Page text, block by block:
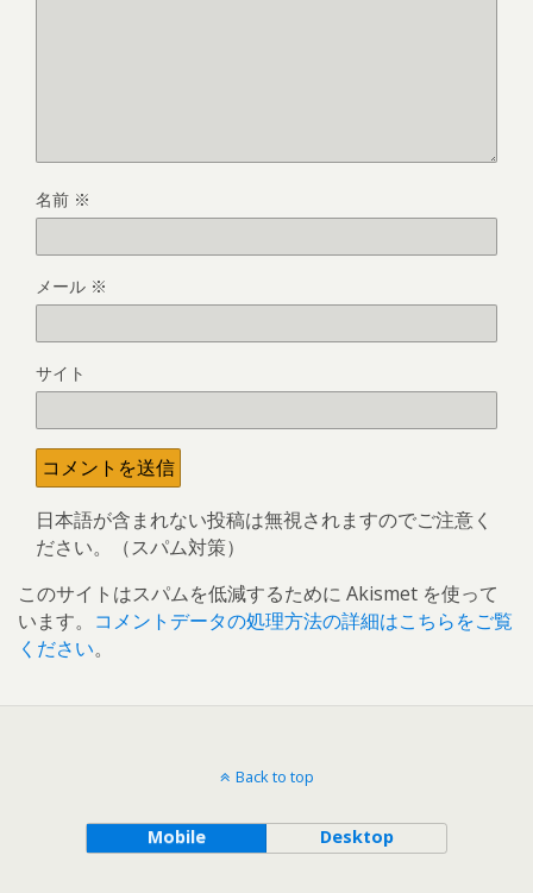
名前 ※
メール ※
サイト
日本語が含まれない投稿は無視されますのでご注意く
ださい。（スパム対策）
このサイトはスパムを低減するために Akismet を使って
います。 コメントデータの処理方法の詳細はこちらをご覧
ください。
Back to top
Mobile Desktop